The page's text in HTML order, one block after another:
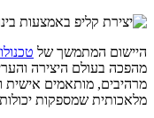
היישום המתמשך של
מהפכה בעולם היצירה
מרהיבים, מותאמים אישית
מלאכותית שמספקות